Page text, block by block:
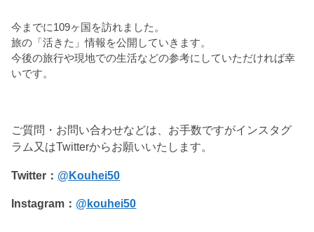
今までに109ヶ国を訪れました。
旅の「活きた」情報を公開していきます。
今後の旅行や現地での生活などの参考にしていただければ幸
いです。
ご質問・お問い合わせなどは、お手数ですがインスタグ
ラム又はTwitterからお願いいたします。
Twitter： @Kouhei50
Instagram： @kouhei50